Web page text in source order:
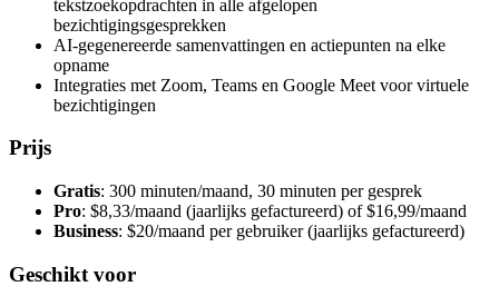
tekstzoekopdrachten in alle afgelopen
bezichtigingsgesprekken
AI-gegenereerde samenvattingen en actiepunten na elke
opname
Integraties met Zoom, Teams en Google Meet voor virtuele
bezichtigingen
Prijs
Gratis: 300 minuten/maand, 30 minuten per gesprek
Pro: $8,33/maand (jaarlijks gefactureerd) of $16,99/maand
Business: $20/maand per gebruiker (jaarlijks gefactureerd)
Geschikt voor